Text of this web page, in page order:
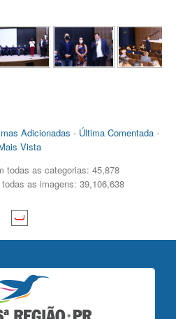
Adicionadas - Última Comentada-
Vista
todas as categorias: 45,878
as imagens: 39,106,638